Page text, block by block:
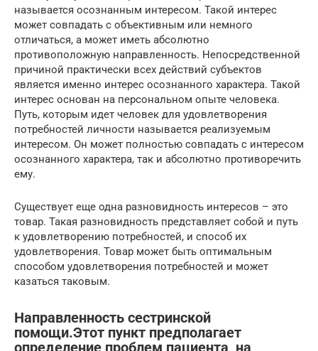
называется осознанным интересом. Такой интерес
может совпадать с объективным или немного
отличаться, а может иметь абсолютно
противоположную направленность. Непосредственной
причиной практически всех действий субъектов
является именно интерес осознанного характера. Такой
интерес основан на персональном опыте человека.
Путь, которым идет человек для удовлетворения
потребностей личности называется реализуемым
интересом. Он может полностью совпадать с интересом
осознанного характера, так и абсолютно противоречить
ему.
Существует еще одна разновидность интересов – это
товар. Такая разновидность представляет собой и путь
к удовлетворению потребностей, и способ их
удовлетворения. Товар может быть оптимальным
способом удовлетворения потребностей и может
казаться таковым.
Направленность сестринской
помощи.Этот пункт предполагает
определение проблем пациента, на